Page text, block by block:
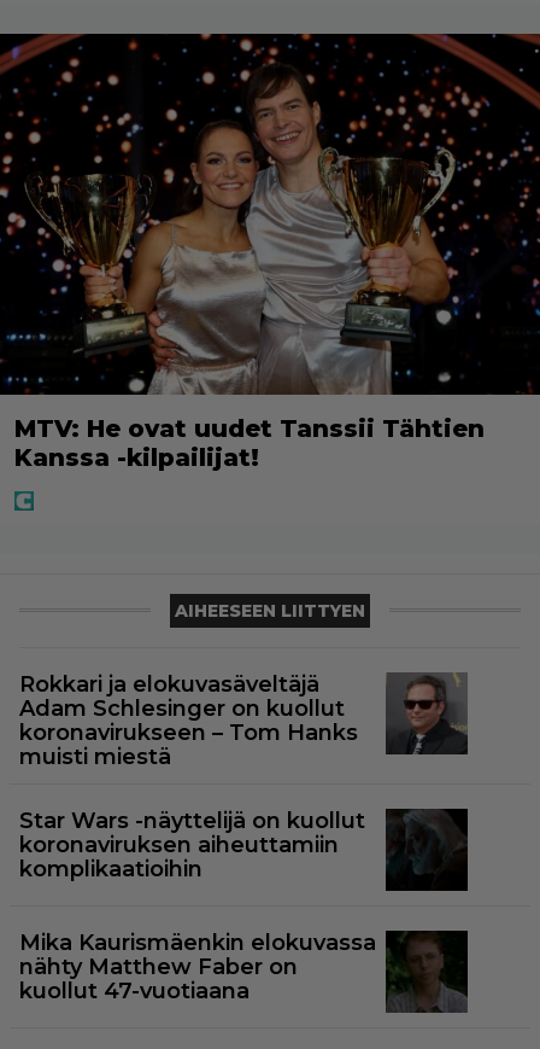
MTV: He ovat uudet Tanssii Tähtien
Kanssa -kilpailijat!
AIHEESEEN LIITTYEN
Rokkari ja elokuvasäveltäjä
Adam Schlesinger on kuollut
koronavirukseen – Tom Hanks
muisti miestä
Star Wars -näyttelijä on kuollut
koronaviruksen aiheuttamiin
komplikaatioihin
Mika Kaurismäenkin elokuvassa
nähty Matthew Faber on
kuollut 47-vuotiaana